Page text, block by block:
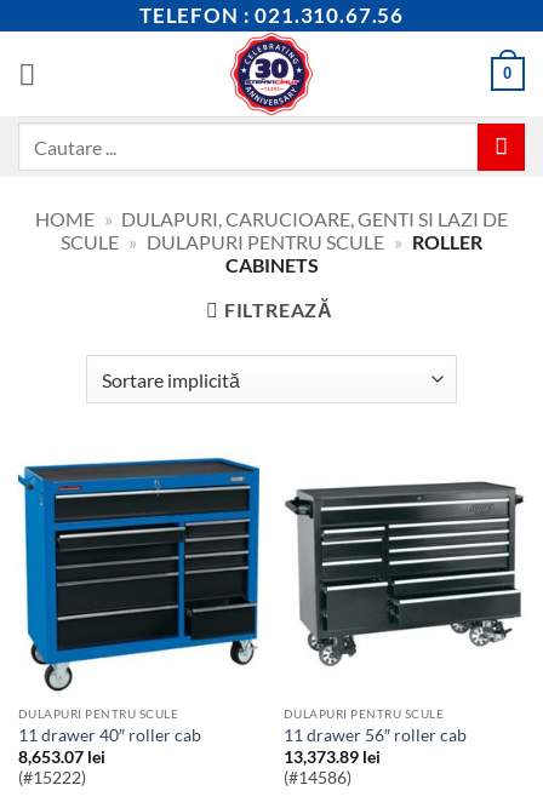
content
TELEFON : 021.310.67.56
0
HOME » DULAPURI, CARUCIOARE, GENTI SI LAZI DE
SCULE » DULAPURI PENTRU SCULE » ROLLER
CABINETS
FILTREAZĂ
DULAPURI PENTRU SCULE
11 drawer 40″ roller cab
8,653.07 lei
(#15222)
DULAPURI PENTRU SCULE
11 drawer 56″ roller cab
13,373.89 lei
(#14586)